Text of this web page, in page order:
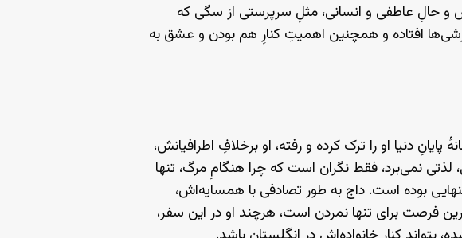
و حالِ عاطفی و انسانی، مثلِ سرپرستی از سگی که
افتاده و همچنین اهمیتِ کنارِ هم بودن و عشق به
دنیا او را ترک کرده و رفته، او برخلافِ اطرافیانش،
لذتی نمی‌برد، فقط نگران است که چرا هنگامِ مرگ، تنها
بوده است. داج به طور تصادفی با همسایه‌اش،
فرصت برای تنها نمردن است، هرچند او در این سفر،